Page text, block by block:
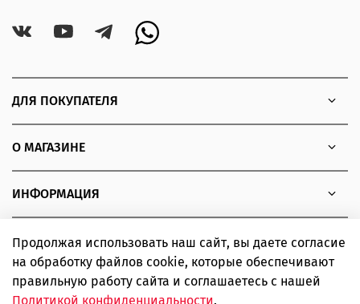
ДЛЯ ПОКУПАТЕЛЯ
О МАГАЗИНЕ
ИНФОРМАЦИЯ
Copyright © 2010 - 2026 Интернет-магазин товаров для
экстремальных видов спорта SIMPLE boardshop
Продолжая использовать наш сайт, вы даете согласие
на обработку файлов cookie, которые обеспечивают
правильную работу сайта и соглашаетесь с нашей
Политикой конфиденциальности.